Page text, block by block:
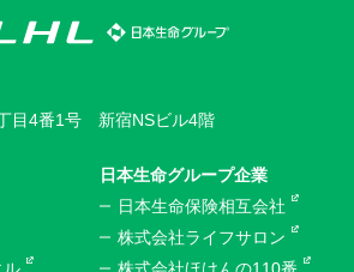
目4番1号 新宿NSビル4階
日本生命グループ企業
日本生命保険相互会社
株式会社ライフサロン